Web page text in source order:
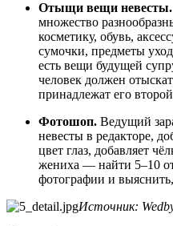
Отыщи вещи невесты.
множество
косметику, обувь,
сумочки, предметы
есть вещи будущей
человек должен
принадлежат его
Фотошоп. Ведущий
невесты в редакторе,
цвет глаз, добавляет
жениха — найти 5–10
фотографии и
Источник: